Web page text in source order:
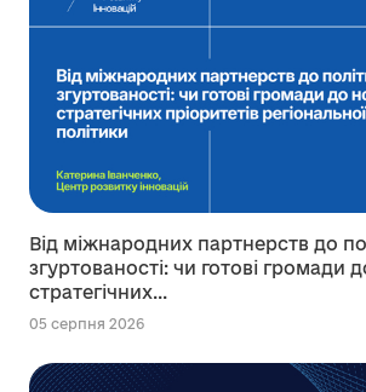
Від міжнародних партнерств до
згуртованості: чи готові громади
стратегічних...
05 серпня 2026